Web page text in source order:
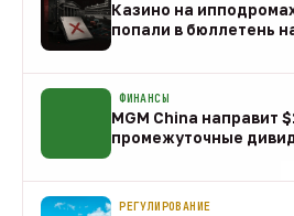
Казино на
попали в бюллетень
ФИНАНСЫ
MGM China направит
промежуточные
РЕГУЛИРОВАНИЕ